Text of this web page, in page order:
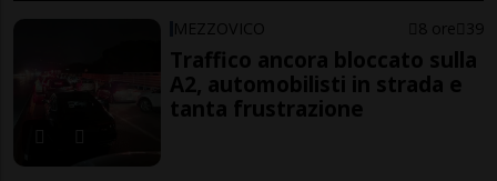
MEZZOVICO 8 ore 39
Traffico ancora bloccato sulla
A2, automobilisti in strada e
tanta frustrazione